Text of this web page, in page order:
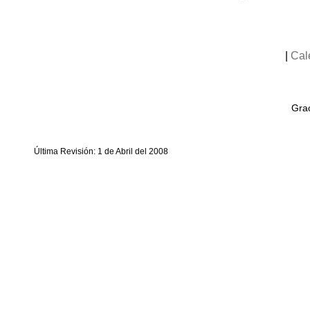
Última Revisión: 1 de Abril del 2008